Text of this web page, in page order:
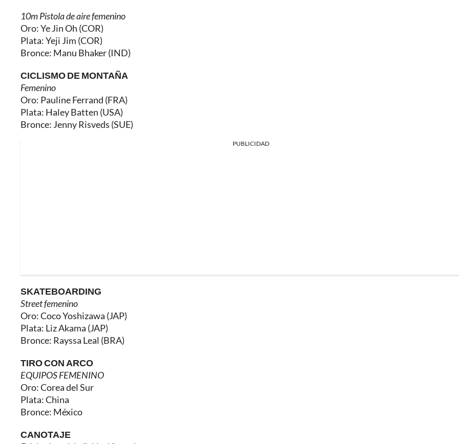
10m Pistola de aire femenino
Oro: Ye Jin Oh (COR)
Plata: Yeji Jim (COR)
Bronce: Manu Bhaker (IND)
CICLISMO DE MONTAÑA
Femenino
Oro: Pauline Ferrand (FRA)
Plata: Haley Batten (USA)
Bronce: Jenny Risveds (SUE)
PUBLICIDAD
SKATEBOARDING
Street femenino
Oro: Coco Yoshizawa (JAP)
Plata: Liz Akama (JAP)
Bronce: Rayssa Leal (BRA)
TIRO CON ARCO
EQUIPOS FEMENINO
Oro: Corea del Sur
Plata: China
Bronce: México
CANOTAJE